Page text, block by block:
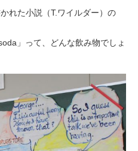
れた小説（T.ワイルダー）の
」って、どんな飲み物でしょ